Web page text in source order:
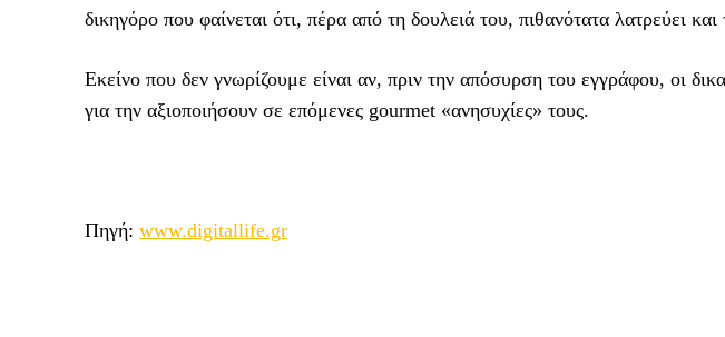
δικηγόρο που φαίνεται ότι, πέρα από τη δουλειά του, πιθανότατα λατρεύει και
Εκείνο που δεν γνωρίζουμε είναι αν, πριν την απόσυρση του εγγράφου, οι
για την αξιοποιήσουν σε επόμενες gourmet «ανησυχίες» τους.
Πηγή: www.digitallife.gr